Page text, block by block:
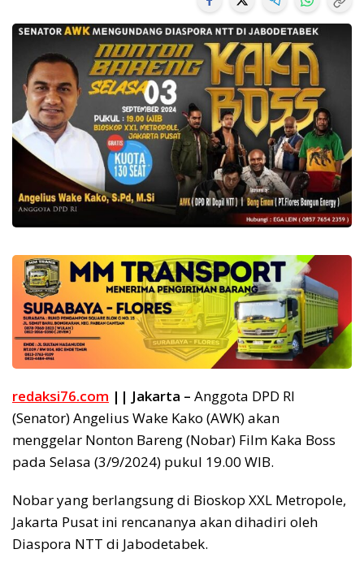
redaksi76.com || Jakarta – Anggota DPD RI
(Senator) Angelius Wake Kako (AWK) akan
menggelar Nonton Bareng (Nobar) Film Kaka Boss
pada Selasa (3/9/2024) pukul 19.00 WIB.
Nobar yang berlangsung di Bioskop XXL Metropole,
Jakarta Pusat ini rencananya akan dihadiri oleh
Diaspora NTT di Jabodetabek.